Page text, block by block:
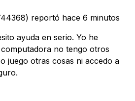
reportó hace 6 minutos
ayuda en serio. Yo he
no tengo otros
juego otras cosas ni accedo a